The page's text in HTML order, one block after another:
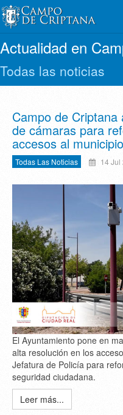
Actualidad en
Todas las noticias
Campo de
de cámaras para
accesos al municipio
Todas Las Noticias 14 Jul
El Ayuntamiento pone en
alta resolución en los
Jefatura de Policía para
seguridad ciudadana.
Leer más...